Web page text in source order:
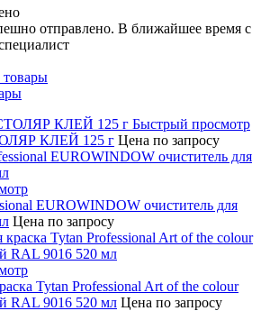
отправлено. В ближайшее время с
Быстрый просмотр
КЛЕЙ 125 г Цена по запросу
EUROWINDOW очиститель для
Цена по запросу
Tytan Professional Art of the colour
RAL 9016 520 мл Цена по запросу